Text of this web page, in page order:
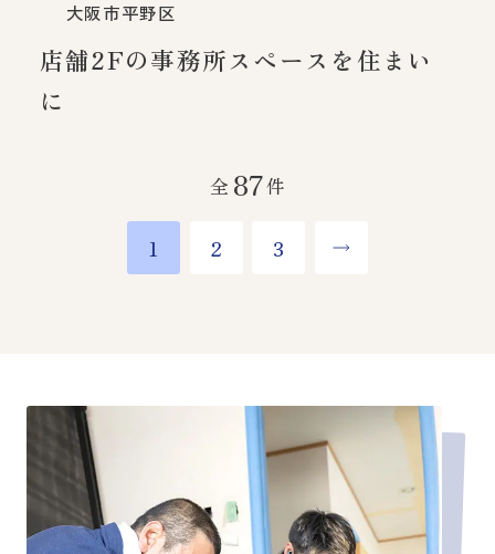
大阪市平野区
店舗2Fの事務所スペースを住まい
に
全 87件
1 2 3